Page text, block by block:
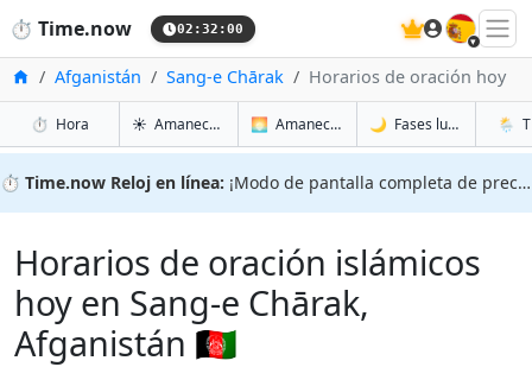
⏱️ Time.now 02:32:01 🇪🇸
InicioAfganistán Sang-e Chārak Horarios de oración hoy
⏱️ Horaen Sang-e Chārak
☀️ Amanecer y atardecer en Sang-e Chārak
🌅 Amanecer y atardecer mañana en
🌙 Fases lunares en
🌦️
⏱️ Time.now Reloj en línea: ¡Modo de pantalla completa de precisión!
Horarios de oración islámicos
hoy en Sang-e Chārak,
Afganistán 🇦🇫